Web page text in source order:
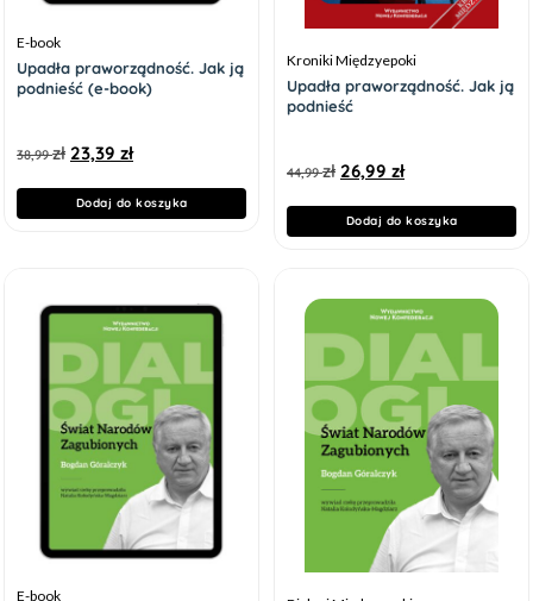
E-book
Upadła praworządność. Jak ją
podnieść (e-book)
38,99zł 23,39 zł
Dodaj do koszyka
Kroniki Międzyepoki
Upadła praworządność. Jak ją
podnieść
44,99zł 26,99 zł
Dodaj do koszyka
E-book